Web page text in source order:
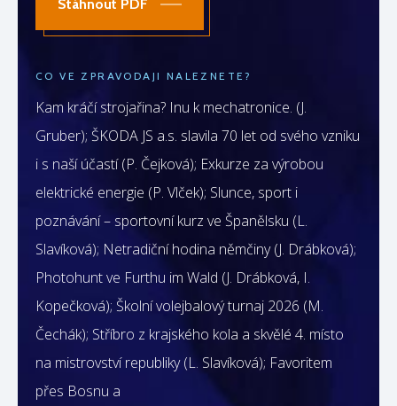
Stáhnout PDF
CO VE ZPRAVODAJI NALEZNETE?
Kam kráčí strojařina? Inu k mechatronice. (J.
Gruber); ŠKODA JS a.s. slavila 70 let od svého vzniku
i s naší účastí (P. Čejková); Exkurze za výrobou
elektrické energie (P. Vlček); Slunce, sport i
poznávání – sportovní kurz ve Španělsku (L.
Slavíková); Netradiční hodina němčiny (J. Drábková);
Photohunt ve Furthu im Wald (J. Drábková, I.
Kopečková); Školní volejbalový turnaj 2026 (M.
Čechák); Stříbro z krajského kola a skvělé 4. místo
na mistrovství republiky (L. Slavíková); Favoritem
přes Bosnu a